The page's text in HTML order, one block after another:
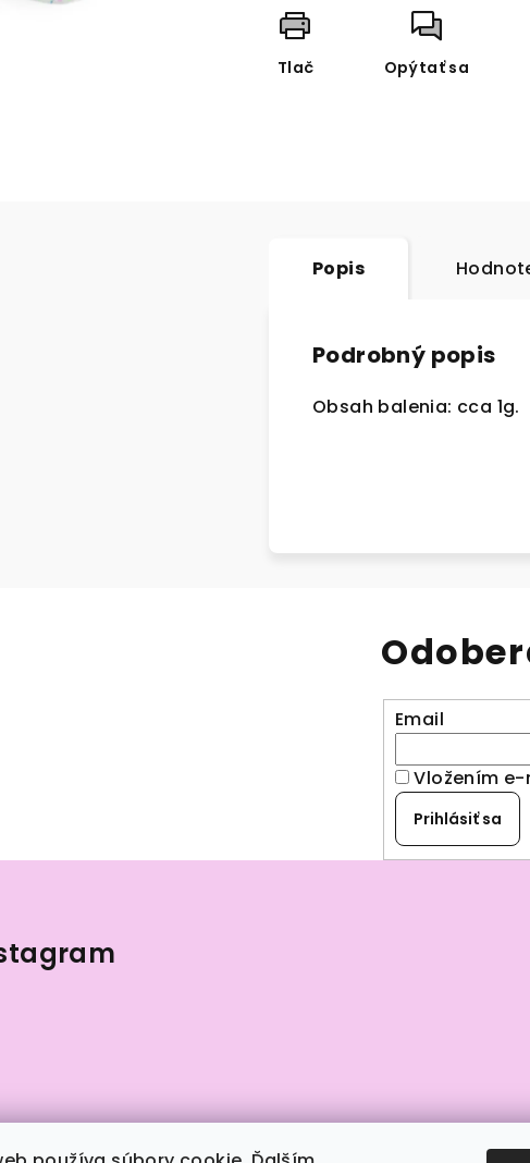
Tlač Opýtať sa
Popis
Podrobný popis
Obsah balenia: cca 1g.
Email
Vložením
Prihlásiť sa